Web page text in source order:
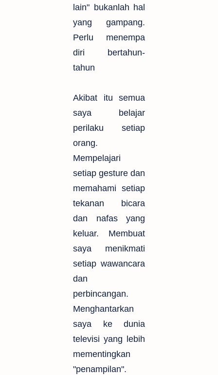
lain" bukanlah hal
yang gampang.
Perlu menempa
diri bertahun-
tahun
Akibat itu semua
saya belajar
perilaku setiap
orang.
Mempelajari
setiap gesture dan
memahami setiap
tekanan bicara
dan nafas yang
keluar. Membuat
saya menikmati
setiap wawancara
dan
perbincangan.
Menghantarkan
saya ke dunia
televisi yang lebih
mementingkan
"penampilan".